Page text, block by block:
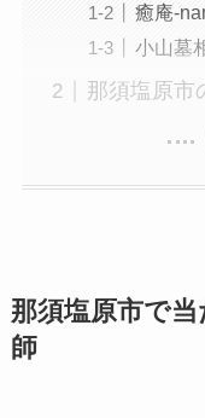
癒庵-
小山墓
那須塩原市
那須塩原市で
師